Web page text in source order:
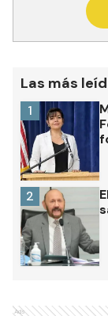
Las más
1
2
Ads